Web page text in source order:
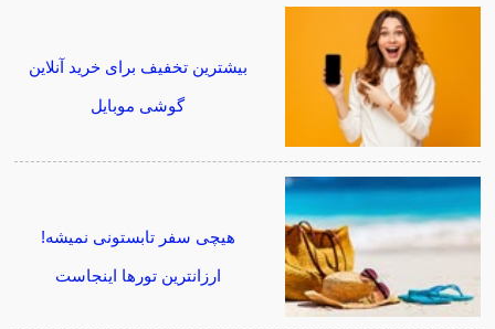
بیشترین تخفیف برای خرید آنلاین
گوشی موبایل
هیچی سفر تابستونی نمیشه!
ارزانترین تورها اینجاست